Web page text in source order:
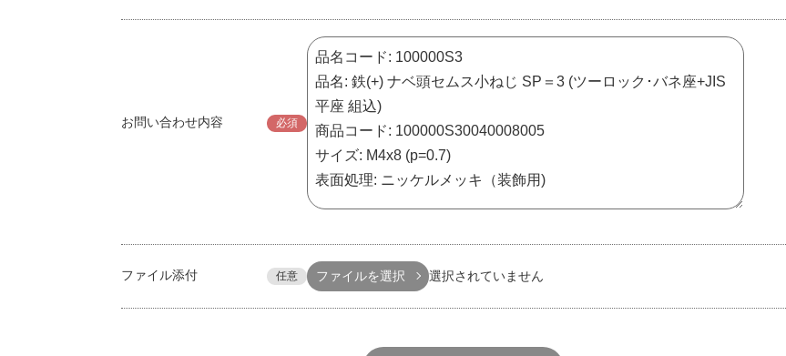
お問い合わせ内容 必須
ファイル添付 任意 ファイルを選択 選択されていません